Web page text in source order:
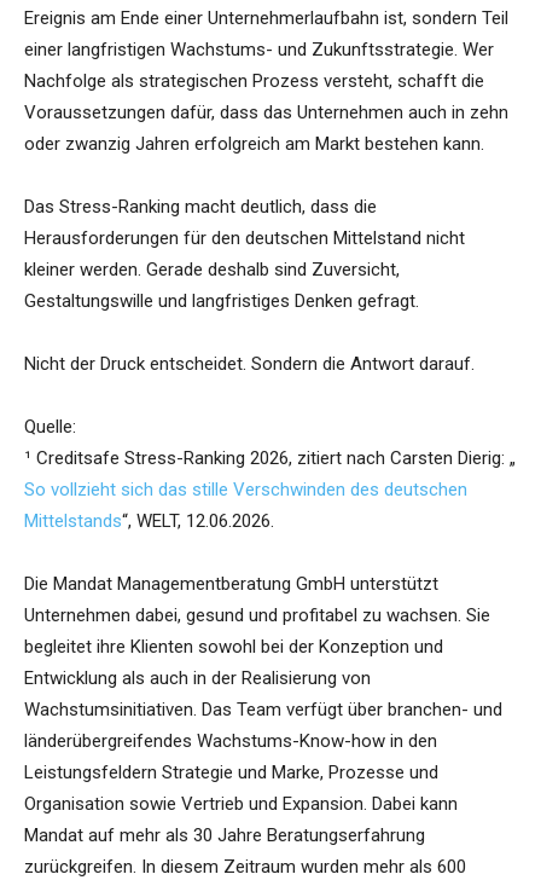
Ereignis am Ende einer Unternehmerlaufbahn ist, sondern Teil
einer langfristigen Wachstums- und Zukunftsstrategie. Wer
Nachfolge als strategischen Prozess versteht, schafft die
Voraussetzungen dafür, dass das Unternehmen auch in zehn
oder zwanzig Jahren erfolgreich am Markt bestehen kann.
Das Stress-Ranking macht deutlich, dass die
Herausforderungen für den deutschen Mittelstand nicht
kleiner werden. Gerade deshalb sind Zuversicht,
Gestaltungswille und langfristiges Denken gefragt.
Nicht der Druck entscheidet. Sondern die Antwort darauf.
Quelle:
¹ Creditsafe Stress-Ranking 2026, zitiert nach Carsten Dierig: „
So vollzieht sich das stille Verschwinden des deutschen
Mittelstands“, WELT, 12.06.2026.
Die Mandat Managementberatung GmbH unterstützt
Unternehmen dabei, gesund und profitabel zu wachsen. Sie
begleitet ihre Klienten sowohl bei der Konzeption und
Entwicklung als auch in der Realisierung von
Wachstumsinitiativen. Das Team verfügt über branchen- und
länderübergreifendes Wachstums-Know-how in den
Leistungsfeldern Strategie und Marke, Prozesse und
Organisation sowie Vertrieb und Expansion. Dabei kann
Mandat auf mehr als 30 Jahre Beratungserfahrung
zurückgreifen. In diesem Zeitraum wurden mehr als 600